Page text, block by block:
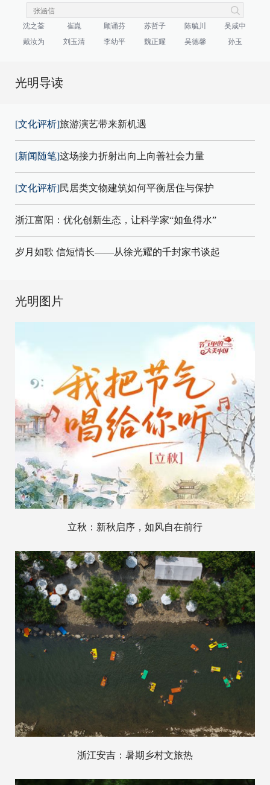
沈之荃 崔崑 顾诵芬 苏哲子 陈毓川
吴咸中
戴汝为
刘玉清 李幼平 魏正耀 吴德馨 孙玉
光明导读
[文化评析]旅游演艺带来新机遇
[新闻随笔]这场接力折射出向上向善社会力量
[文化评析]民居类文物建筑如何平衡居住与保护
浙江富阳：优化创新生态，让科学家“如鱼得水”
岁月如歌 信短情长——从徐光耀的千封家书谈起
光明图片
立秋：新秋启序，如风自在前行
浙江安吉：暑期乡村文旅热